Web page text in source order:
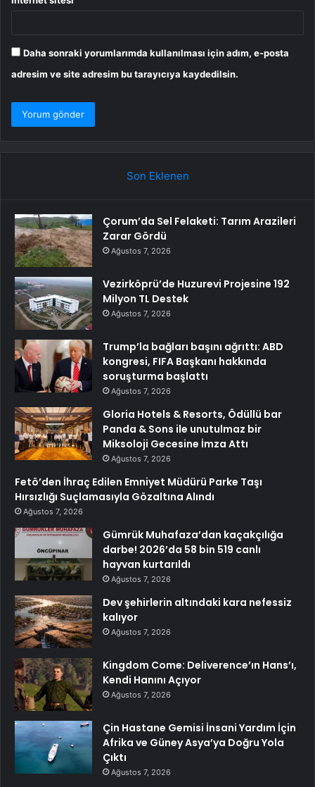
Daha sonraki yorumlarımda kullanılması için adım, e-posta
adresim ve site adresim bu tarayıcıya kaydedilsin.
Son Eklenen
Çorum’da Sel Felaketi: Tarım Arazileri
Zarar Gördü
Ağustos 7, 2026
Vezirköprü’de Huzurevi Projesine 192
Milyon TL Destek
Ağustos 7, 2026
Trump’la bağları başını ağrıttı: ABD
kongresi, FIFA Başkanı hakkında
soruşturma başlattı
Ağustos 7, 2026
Gloria Hotels & Resorts, Ödüllü bar
Panda & Sons ile unutulmaz bir
Miksoloji Gecesine İmza Attı
Ağustos 7, 2026
Fetö’den İhraç Edilen Emniyet Müdürü Parke Taşı
Hırsızlığı Suçlamasıyla Gözaltına Alındı
Ağustos 7, 2026
Gümrük Muhafaza’dan kaçakçılığa
darbe! 2026’da 58 bin 519 canlı
hayvan kurtarıldı
Ağustos 7, 2026
Dev şehirlerin altındaki kara nefessiz
kalıyor
Ağustos 7, 2026
Kingdom Come: Deliverence’ın Hans’ı,
Kendi Hanını Açıyor
Ağustos 7, 2026
Çin Hastane Gemisi İnsani Yardım İçin
Afrika ve Güney Asya’ya Doğru Yola
Çıktı
Ağustos 7, 2026